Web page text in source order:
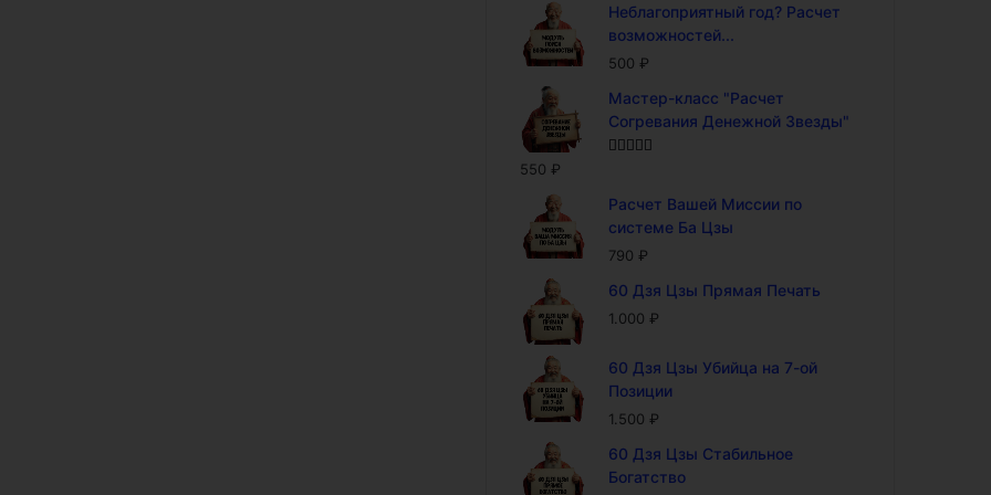
Неблагоприятный год? Расчет
возможностей...
500 ₽
Мастер-класс "Расчет
Согревания Денежной Звезды"
550 ₽
Расчет Вашей Миссии по
системе Ба Цзы
790 ₽
60 Дзя Цзы Прямая Печать
1.000 ₽
60 Дзя Цзы Убийца на 7-ой
Позиции
1.500 ₽
60 Дзя Цзы Стабильное
Богатство